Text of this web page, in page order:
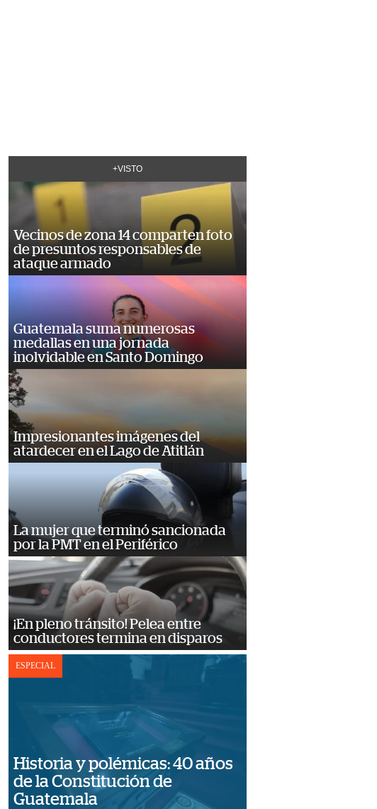
+VISTO
Vecinos de zona 14 comparten foto
de presuntos responsables de
ataque armado
Guatemala suma numerosas
medallas en una jornada
inolvidable en Santo Domingo
Impresionantes imágenes del
atardecer en el Lago de Atitlán
La mujer que terminó sancionada
por la PMT en el Periférico
¡En pleno tránsito! Pelea entre
conductores termina en disparos
ESPECIAL
Historia y polémicas: 40 años
de la Constitución de
Guatemala